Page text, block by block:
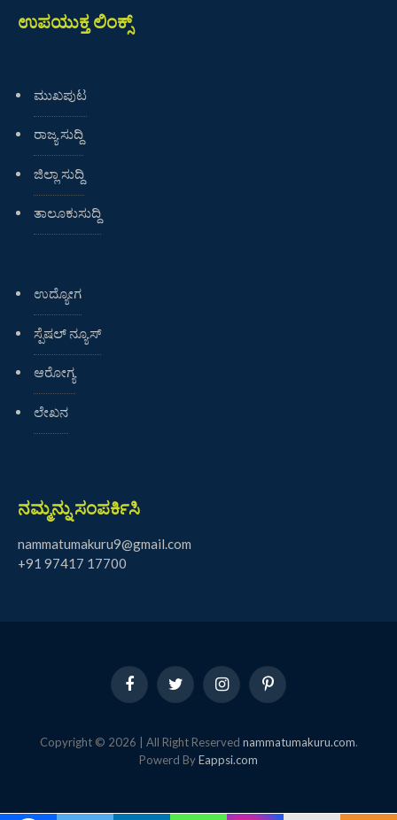
ಉಪಯುಕ್ತ ಲಿಂಕ್ಸ್
ಮುಖಪುಟ
ರಾಜ್ಯ ಸುದ್ದಿ
ಜಿಲ್ಲಾ ಸುದ್ದಿ
ತಾಲೂಕುಸುದ್ದಿ
ಉದ್ಯೋಗ
ಸ್ಪೆಷಲ್ ನ್ಯೂಸ್
ಆರೋಗ್ಯ
ಲೇಖನ
ನಮ್ಮನ್ನು ಸಂಪರ್ಕಿಸಿ
nammatumakuru9@gmail.com
+91 97417 17700
FacebookTwitter InstagramPinterest
Copyright © 2026 | All Right Reserved nammatumakuru.com.
Powerd ByEappsi.com